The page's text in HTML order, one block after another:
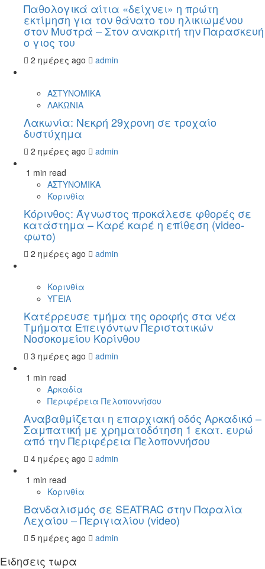
Παθολογικά αίτια «δείχνει» η πρώτη
εκτίμηση για τον θάνατο του ηλικιωμένου
στον Μυστρά – Στον ανακριτή την Παρασκευή
ο γιος του
2 ημέρες ago admin
ΑΣΤΥΝΟΜΙΚΑ
ΛΑΚΩΝΙΑ
Λακωνία: Νεκρή 29χρονη σε τροχαίο
δυστύχημα
2 ημέρες ago
admin
1 min read
ΑΣΤΥΝΟΜΙΚΑ
Κορινθία
Κόρινθος: Άγνωστος προκάλεσε φθορές σε
κατάστημα – Καρέ καρέ η επίθεση (video-
φωτο)
2 ημέρες ago admin
Κορινθία
ΥΓΕΙΑ
Kατέρρευσε τμήμα της οροφής στα νέα
Τμήματα Επειγόντων Περιστατικών
Νοσοκομείου Κορίνθου
3 ημέρες ago
admin
1 min read
Αρκαδία
Περιφέρεια Πελοποννήσου
Αναβαθμίζεται η επαρχιακή οδός Αρκαδικό –
Σαμπατική με χρηματοδότηση 1 εκατ. ευρώ
από την Περιφέρεια Πελοποννήσου
4 ημέρες ago
admin
1 min read
Κορινθία
Βανδαλισμός σε SEATRAC στην Παραλία
Λεχαίου – Περιγιαλίου (video)
5 ημέρες ago admin
Ειδησεις τωρα